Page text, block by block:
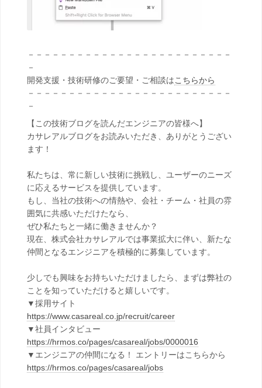
－－－－－－－－－－－－－－－－－－－－－－－－－
－
開発支援・技術研修のご要望・ご相談はこちらから
－－－－－－－－－－－－－－－－－－－－－－－－－
－
【この技術ブログを読んだエンジニアの皆様へ】
カサレアルブログをお読みいただき、ありがとうござい
ます！
私たちは、常に新しい技術に挑戦し、ユーザーのニーズ
に応えるサービスを提供しています。
もし、当社の技術への情熱や、会社・チーム・社員の雰
囲気に共感いただけたなら、
ぜひ私たちと一緒に働きませんか？
現在、株式会社カサレアルでは事業拡大に伴い、新たな
仲間となるエンジニアを積極的に募集しています。
少しでも興味をお持ちいただけましたら、まずは弊社の
ことを知っていただけると嬉しいです。
▼採用サイト
https://www.casareal.co.jp/recruit/career
▼社員インタビュー
https://hrmos.co/pages/casareal/jobs/0000016
▼エンジニアの仲間になる！ エントリーはこちらから
https://hrmos.co/pages/casareal/jobs